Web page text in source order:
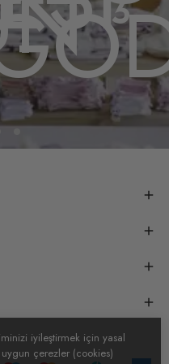
iyileştirmek için yasal
çerezler (cookies)